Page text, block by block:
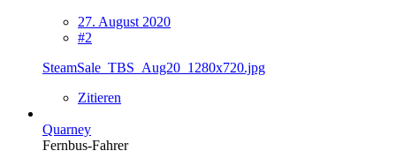
27. August 2020
#2
SteamSale_TBS_Aug20_1280x720.jpg
Zitieren
Quarney
Fernbus-Fahrer